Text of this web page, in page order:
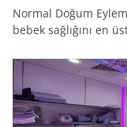
Normal Doğum
bebek sağlığını en